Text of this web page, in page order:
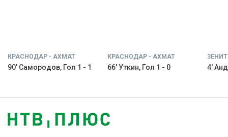
КРАСНОДАР - АХМАТ
90' Самородов, Гол 1 - 1
КРАСНОДАР - АХМАТ
66' Уткин, Гол 1 - 0 4'